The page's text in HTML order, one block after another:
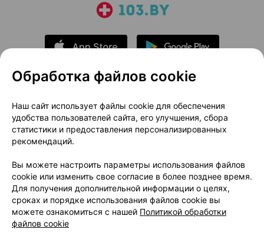
О проекте
Новости проекта
Размещение рекламы
Медицинский маркетинг
Публичный договор
Доставка
Способы оплаты
Вакансии
Партнеры
Написать руководителю 103.by
Написать в поддержку
Персональные настройки Cookie
Обработка файлов cookie
Наш сайт использует файлы cookie для обеспечения
удобства пользователей сайта, его улучшения, сбора
статистики и предоставления персонализированных
рекомендаций.
Вы можете настроить параметры использования файлов
cookie или изменить свое согласие в более позднее время.
Для получения дополнительной информации о целях,
сроках и порядке использования файлов cookie вы
можете ознакомиться с нашей Политикой обработки
файлов cookie